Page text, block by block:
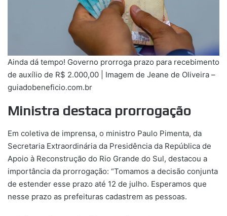
Ainda dá tempo! Governo prorroga prazo para recebimento
de auxílio de R$ 2.000,00 | Imagem de Jeane de Oliveira –
guiadobeneficio.com.br
Ministra destaca prorrogação
Em coletiva de imprensa, o ministro Paulo Pimenta, da
Secretaria Extraordinária da Presidência da República de
Apoio à Reconstrução do Rio Grande do Sul, destacou a
importância da prorrogação: “Tomamos a decisão conjunta
de estender esse prazo até 12 de julho. Esperamos que
nesse prazo as prefeituras cadastrem as pessoas.